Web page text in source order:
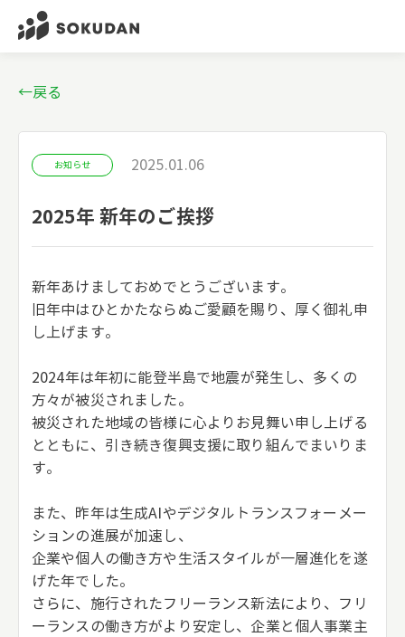
←戻る
お知らせ 2025.01.06
2025年 新年のご挨拶
新年あけましておめでとうございます。
旧年中はひとかたならぬご愛顧を賜り、厚く御礼申
し上げます。
2024年は年初に能登半島で地震が発生し、多くの
方々が被災されました。
被災された地域の皆様に心よりお見舞い申し上げる
とともに、引き続き復興支援に取り組んでまいりま
す。
また、昨年は生成AIやデジタルトランスフォーメー
ションの進展が加速し、
企業や個人の働き方や生活スタイルが一層進化を遂
げた年でした。
さらに、施行されたフリーランス新法により、フリ
ーランスの働き方がより安定し、企業と個人事業主